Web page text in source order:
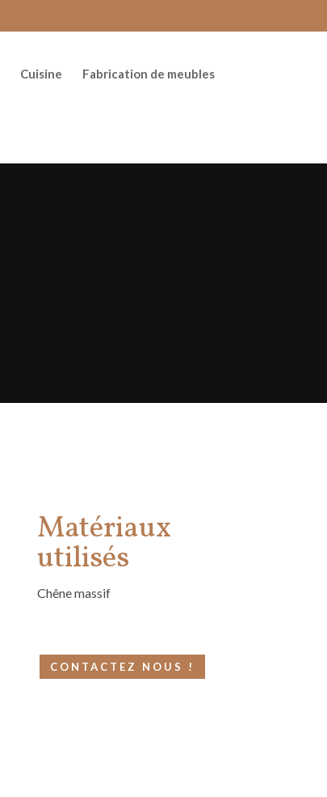
Cuisine Fabrication de meubles
Matériaux
utilisés
Chêne massif
CONTACTEZ NOUS !